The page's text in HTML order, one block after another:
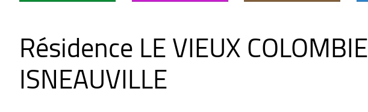
Résidence LE VIEUX
ISNEAUVILLE